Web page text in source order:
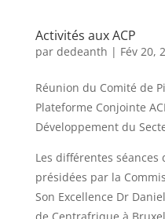
Activités aux ACP
par dedeanth | Fév 20,
Réunion du Comité de
Plateforme Conjointe
Développement du
Les différentes séances
présidées par la
Son Excellence Dr